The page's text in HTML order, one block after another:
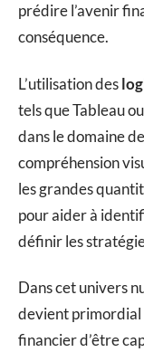
prédire l’avenir
conséquence.
L’utilisation des
tels que Tableau
dans le domaine
compréhension
les grandes
pour aider à
définir les
Dans cet univers
devient primordial
financier d’être